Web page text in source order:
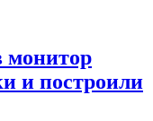
монитор
и построили